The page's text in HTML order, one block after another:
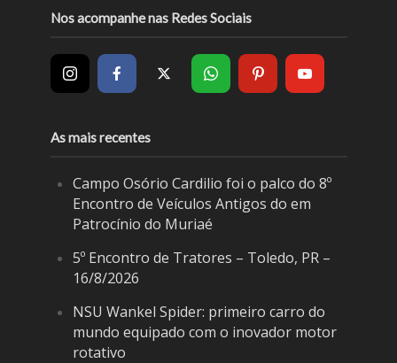
Nos acompanhe nas Redes Sociais
As mais recentes
Campo Osório Cardilio foi o palco do 8º
Encontro de Veículos Antigos do em
Patrocínio do Muriaé
5º Encontro de Tratores – Toledo, PR –
16/8/2026
NSU Wankel Spider: primeiro carro do
mundo equipado com o inovador motor
rotativo